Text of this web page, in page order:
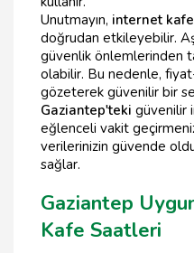
Unutmayın, internet
doğrudan etkileyebilir.
güvenlik önlemlerinden
olabilir. Bu nedenle,
gözeterek güvenilir bir
Gaziantep'teki güvenilir
eğlenceli vakit
verilerinizin güvende
sağlar.
Gaziantep
Kafe Saatleri